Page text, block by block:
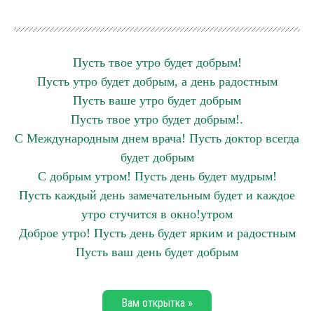
Пусть твое утро будет добрым!
Пусть утро будет добрым, а день радостным
Пусть ваше утро будет добрым
Пусть твое утро будет добрым!.
С Международным днем врача! Пусть доктор всегда
будет добрым
С добрым утром! Пусть день будет мудрым!
Пусть каждый день замечательным будет и каждое
утро стучится в окно!утром
Доброе утро! Пусть день будет ярким и радостным
Пусть ваш день будет добрым
Вам открытка »